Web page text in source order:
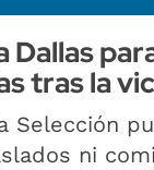
tras la
Selección
ni